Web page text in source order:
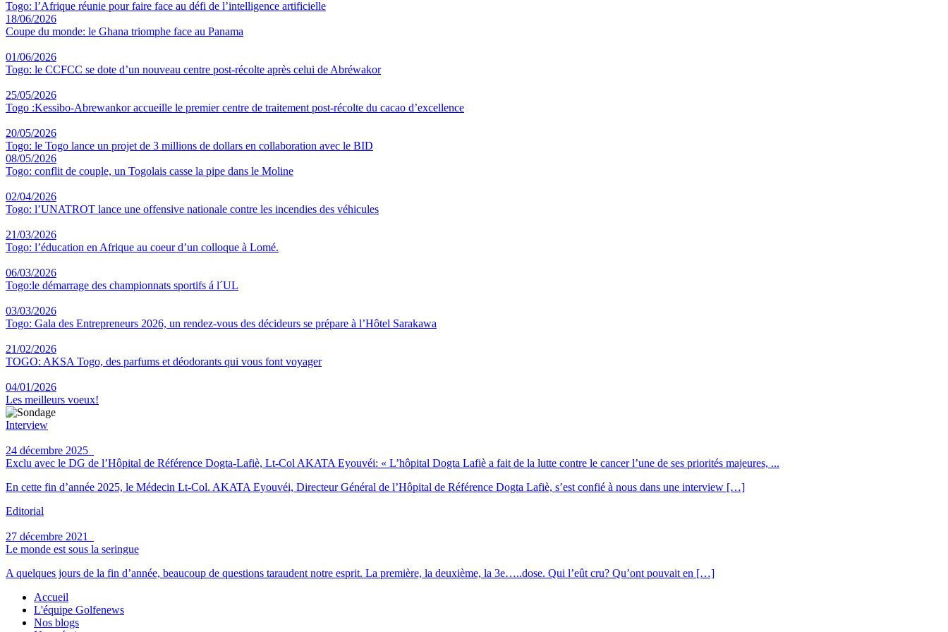
Togo: l’Afrique réunie pour faire face au défi de l’intelligence artificielle
18/06/2026
Coupe du monde: le Ghana triomphe face au Panama
01/06/2026
Togo: le CCFCC se dote d’un nouveau centre post-récolte après celui de Abréwakor
25/05/2026
Togo :Kessibo-Abrewankor accueille le premier centre de traitement post-récolte du cacao d’excellence
20/05/2026
Togo: le Togo lance un projet de 3 millions de dollars en collaboration avec le BID
08/05/2026
Togo: conflit de couple, un Togolais casse la pipe dans le Moline
02/04/2026
Togo: l’UNATROT lance une offensive nationale contre les incendies des véhicules
21/03/2026
Togo: l’éducation en Afrique au coeur d’un colloque à Lomé.
06/03/2026
Togo:le démarrage des championnats sportifs á l´UL
03/03/2026
Togo: Gala des Entrepreneurs 2026, un rendez-vous des décideurs se prépare à l’Hôtel Sarakawa
21/02/2026
TOGO: AKSA Togo, des parfums et déodorants qui vous font voyager
04/01/2026
Les meilleurs voeux!
Interview
24 décembre 2025
Exclu avec le DG de l’Hôpital de Référence Dogta-Lafiè, Lt-Col AKATA Eyouvéi: « L’hôpital Dogta Lafiè a fait de la lutte contre le cancer l’une de ses priorités majeures, ...
En cette fin d’année 2025, le Médecin Lt-Col. AKATA Eyouvéi, Directeur Général de l’Hôpital de Référence Dogta Lafiè, s’est confié à nous dans une interview […]
Editorial
27 décembre 2021
Le monde est sous la seringue
A quelques jours de la fin d’année, beaucoup de questions taraudent notre esprit. La première, la deuxième, la 3e…..dose. Qui l’eût cru? Qu’ont pouvait en […]
Accueil
L'équipe Golfenews
Nos blogs